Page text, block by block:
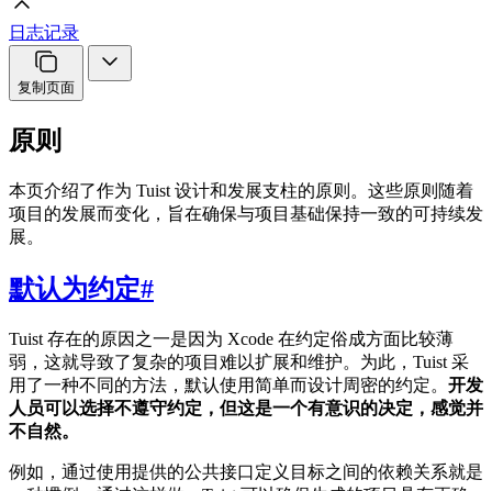
日志记录
复制页面
原则
本页介绍了作为 Tuist 设计和发展支柱的原则。这些原则随着
项目的发展而变化，旨在确保与项目基础保持一致的可持续发
展。
默认为约定#
Tuist 存在的原因之一是因为 Xcode 在约定俗成方面比较薄
弱，这就导致了复杂的项目难以扩展和维护。为此，Tuist 采
用了一种不同的方法，默认使用简单而设计周密的约定。 开发
人员可以选择不遵守约定，但这是一个有意识的决定，感觉并
不自然。
例如，通过使用提供的公共接口定义目标之间的依赖关系就是